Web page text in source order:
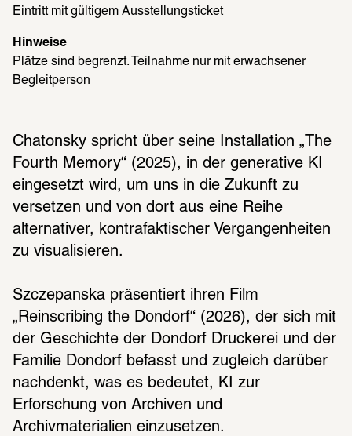
Eintritt mit gültigem Ausstellungsticket
Hinweise
Plätze sind begrenzt. Teilnahme nur mit erwachsener
Begleitperson
Chatonsky spricht über seine Installation „The
Fourth Memory“ (2025), in der generative KI
eingesetzt wird, um uns in die Zukunft zu
versetzen und von dort aus eine Reihe
alternativer, kontrafaktischer Vergangenheiten
zu visualisieren.
Szczepanska präsentiert ihren Film
„Reinscribing the Dondorf“ (2026), der sich mit
der Geschichte der Dondorf Druckerei und der
Familie Dondorf befasst und zugleich darüber
nachdenkt, was es bedeutet, KI zur
Erforschung von Archiven und
Archivmaterialien einzusetzen.